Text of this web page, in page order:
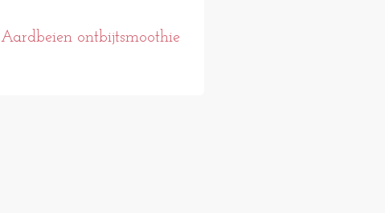
Aardbeien ontbijtsmoothie